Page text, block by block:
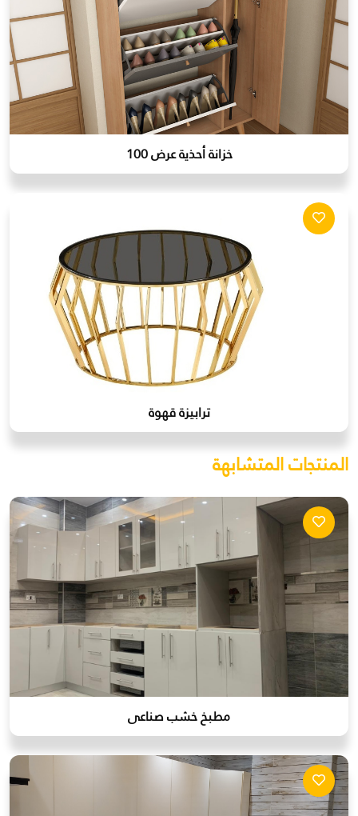
خزانة أحذية عرض 100
ترابيزة قهوة
المنتجات المتشابهة
مطبخ خشب صناعى